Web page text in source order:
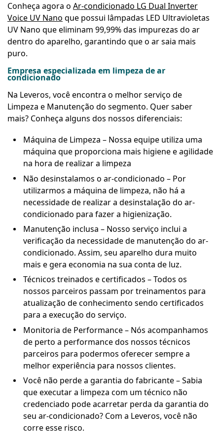
Conheça agora o Ar-condicionado LG Dual Inverter
Voice UV Nano que possui lâmpadas LED Ultravioletas
UV Nano que eliminam 99,99% das impurezas do ar
dentro do aparelho, garantindo que o ar saia mais
puro.
Empresa especializada em limpeza de ar
condicionado
Na Leveros, você encontra o melhor serviço de
Limpeza e Manutenção do segmento. Quer saber
mais? Conheça alguns dos nossos diferenciais:
Máquina de Limpeza – Nossa equipe utiliza uma
máquina que proporciona mais higiene e agilidade
na hora de realizar a limpeza
Não desinstalamos o ar-condicionado – Por
utilizarmos a máquina de limpeza, não há a
necessidade de realizar a desinstalação do ar-
condicionado para fazer a higienização.
Manutenção inclusa – Nosso serviço inclui a
verificação da necessidade de manutenção do ar-
condicionado. Assim, seu aparelho dura muito
mais e gera economia na sua conta de luz.
Técnicos treinados e certificados – Todos os
nossos parceiros passam por treinamentos para
atualização de conhecimento sendo certificados
para a execução do serviço.
Monitoria de Performance – Nós acompanhamos
de perto a performance dos nossos técnicos
parceiros para podermos oferecer sempre a
melhor experiência para nossos clientes.
Você não perde a garantia do fabricante – Sabia
que executar a limpeza com um técnico não
credenciado pode acarretar perda da garantia do
seu ar-condicionado? Com a Leveros, você não
corre esse risco.